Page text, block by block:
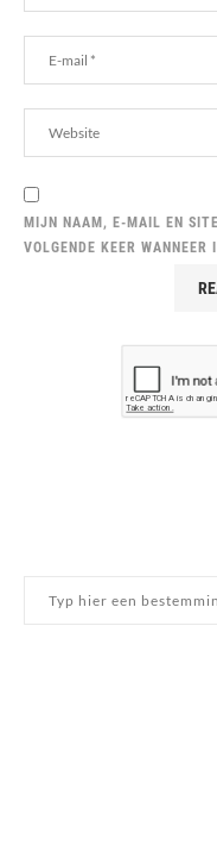
MIJN NAAM, E-MAIL EN SITE
VOLGENDE KEER